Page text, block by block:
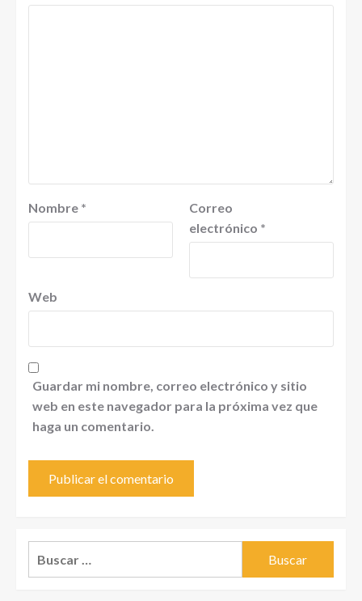
Nombre *
Correo
electrónico *
Web
Guardar mi nombre, correo electrónico y sitio
web en este navegador para la próxima vez que
haga un comentario.